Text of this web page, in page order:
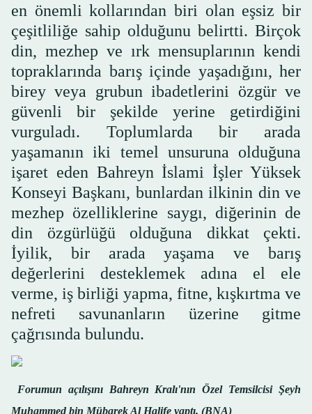
en önemli kollarından biri olan eşsiz bir
çeşitliliğe sahip olduğunu belirtti. Birçok
din, mezhep ve ırk mensuplarının kendi
topraklarında barış içinde yaşadığını, her
birey veya grubun ibadetlerini özgür ve
güvenli bir şekilde yerine getirdiğini
vurguladı. Toplumlarda bir arada
yaşamanın iki temel unsuruna olduğuna
işaret eden Bahreyn İslami İşler Yüksek
Konseyi Başkanı, bunlardan ilkinin din ve
mezhep özelliklerine saygı, diğerinin de
din özgürlüğü olduğuna dikkat çekti.
İyilik, bir arada yaşama ve barış
değerlerini desteklemek adına el ele
verme, iş birliği yapma, fitne, kışkırtma ve
nefreti savunanların üzerine gitme
çağrısında bulundu.
Forumun açılışını Bahreyn Kralı'nın Özel Temsilcisi Şeyh
Muhammed bin Mübarek Al Halife yaptı. (BNA)